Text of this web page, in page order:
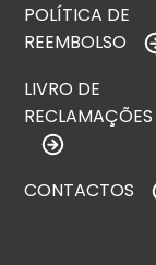
POLÍTICA DE
REEMBOLSO
LIVRO DE
RECLAMAÇÕES
CONTACTOS